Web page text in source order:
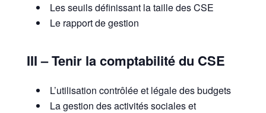
Les seuils définissant la taille des CSE
Le rapport de gestion
III – Tenir la comptabilité du CSE
L’utilisation contrôlée et légale des budgets
La gestion des activités sociales et